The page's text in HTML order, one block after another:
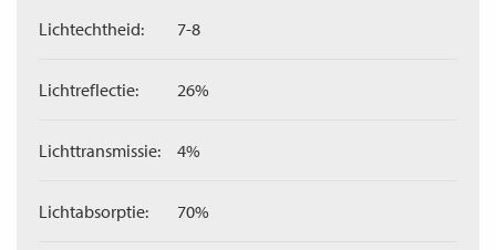
Lichtechtheid: 7-8
Lichtreflectie: 26%
Lichttransmissie: 4%
Lichtabsorptie: 70%